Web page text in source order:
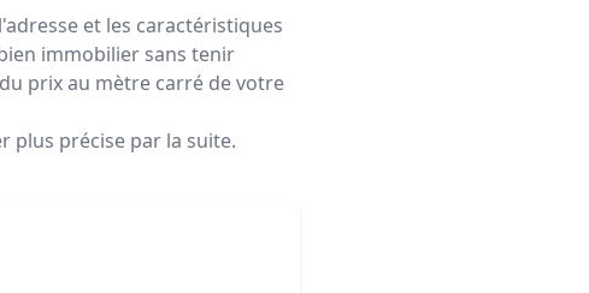
et les caractéristiques
immobilier sans tenir
prix au mètre carré de votre
plus précise par la suite.